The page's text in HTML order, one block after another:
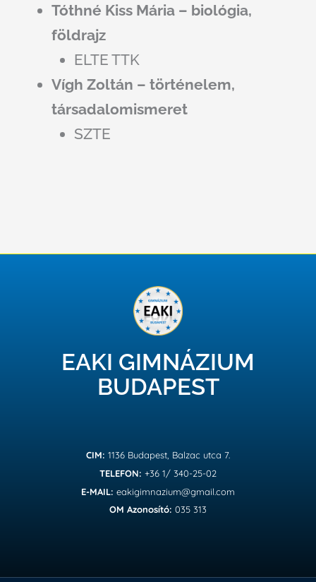
Tóthné Kiss Mária – biológia,
földrajz
ELTE TTK
Vígh Zoltán – történelem,
társadalomismeret
SZTE
EAKI GIMNÁZIUM
BUDAPEST
CIM: 1136 Budapest, Balzac utca 7.
TELEFON: +36 1/ 340-25-02
E-MAIL: eakigimnazium@gmail.com
OM Azonosító: 035 313